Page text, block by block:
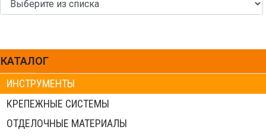
КАТАЛОГ
ИНСТРУМЕНТЫ
КРЕПЕЖНЫЕ СИСТЕМЫ
ОТДЕЛОЧНЫЕ МАТЕРИАЛЫ